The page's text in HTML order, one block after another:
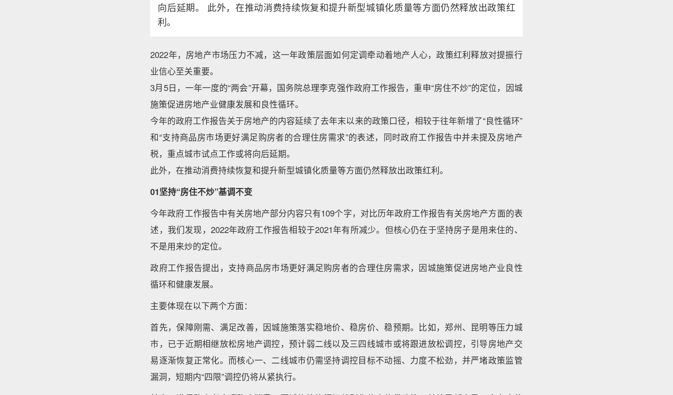
向后延期。 此外，在推动消费持续恢复和提升新型城镇化质量等方面仍然释放出政策红
利。
2022年，房地产市场压力不减，这一年政策层面如何定调牵动着地产人心，政策红利释放对提振行
业信心至关重要。
3月5日，一年一度的“两会”开幕，国务院总理李克强作政府工作报告，重申“房住不炒”的定位，因城
施策促进房地产业健康发展和良性循环。
今年的政府工作报告关于房地产的内容延续了去年末以来的政策口径，相较于往年新增了“良性循环”
和“支持商品房市场更好满足购房者的合理住房需求”的表述，同时政府工作报告中并未提及房地产
税，重点城市试点工作或将向后延期。
此外，在推动消费持续恢复和提升新型城镇化质量等方面仍然释放出政策红利。
01坚持“房住不炒”基调不变
今年政府工作报告中有关房地产部分内容只有109个字，对比历年政府工作报告有关房地产方面的表
述，我们发现，2022年政府工作报告相较于2021年有所减少。但核心仍在于坚持房子是用来住的、
不是用来炒的定位。
政府工作报告提出，支持商品房市场更好满足购房者的合理住房需求，因城施策促进房地产业良性
循环和健康发展。
主要体现在以下两个方面：
首先，保障刚需、满足改善，因城施策落实稳地价、稳房价、稳预期。比如，郑州、昆明等压力城
市，已于近期相继放松房地产调控，预计弱二线以及三四线城市或将跟进放松调控，引导房地产交
易逐渐恢复正常化。而核心一、二线城市仍需坚持调控目标不动摇、力度不松劲，并严堵政策监管
漏洞，短期内“四限”调控仍将从紧执行。